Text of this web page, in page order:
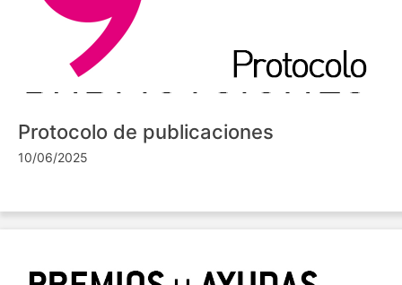
Protocolo de publicaciones
10/06/2025